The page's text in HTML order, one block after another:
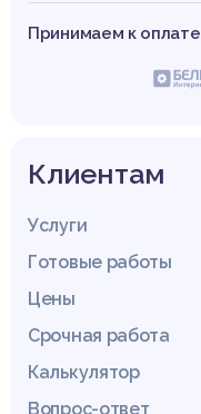
Принимаем к оплате
Клиентам
Услуги
Готовые работы
Цены
Срочная работа
Калькулятор
Вопрос-ответ